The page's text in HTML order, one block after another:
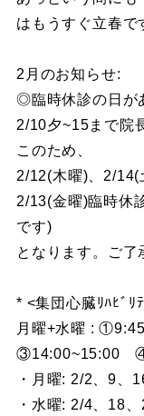
はもうすぐ立春で
2月のお知らせ:
◎臨時休診の日が
2/10夕~15まで院
このため、
2/12(木曜)、2/14(
2/13(金曜)臨時休
です)
となります。ご了
* <集団心臓ﾘﾊﾋﾞﾘ
月曜+水曜 :
③14:00~15:00
・月曜: 2/2、9、
・水曜: 2/4、18